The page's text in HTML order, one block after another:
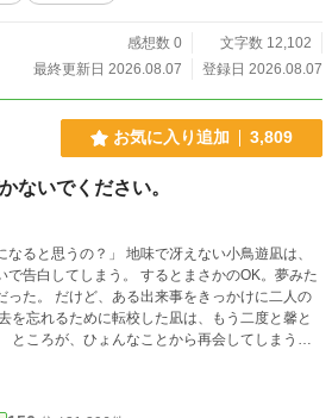
感想数 0
文字数 12,102
最終更新日 2026.08.07
登録日 2026.08.07
お気に入り追加 3,809
ないでください。
地味で冴えない小鳥遊凪は、
で告白してしまう。 するとまさかのOK。夢みた
かけに二人の
を忘れるために転校した凪は、もう二度と馨と
違っていた。 「今度は、もう離さ
ら、僕にもう近づかないで…」